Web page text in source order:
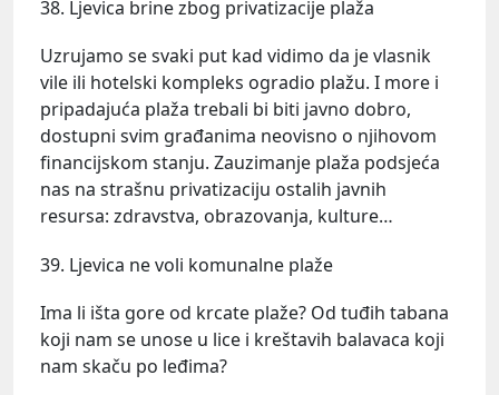
38. Ljevica brine zbog privatizacije plaža
Uzrujamo se svaki put kad vidimo da je vlasnik
vile ili hotelski kompleks ogradio plažu. I more i
pripadajuća plaža trebali bi biti javno dobro,
dostupni svim građanima neovisno o njihovom
financijskom stanju. Zauzimanje plaža podsjeća
nas na strašnu privatizaciju ostalih javnih
resursa: zdravstva, obrazovanja, kulture…
39. Ljevica ne voli komunalne plaže
Ima li išta gore od krcate plaže? Od tuđih tabana
koji nam se unose u lice i kreštavih balavaca koji
nam skaču po leđima?